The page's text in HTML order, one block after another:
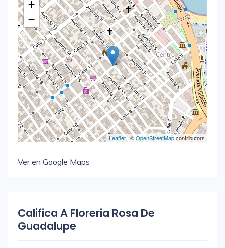
+
−
Leaflet| ©OpenStreetMapcontributors
Ver en Google Maps
Califica A Floreria Rosa De
Guadalupe